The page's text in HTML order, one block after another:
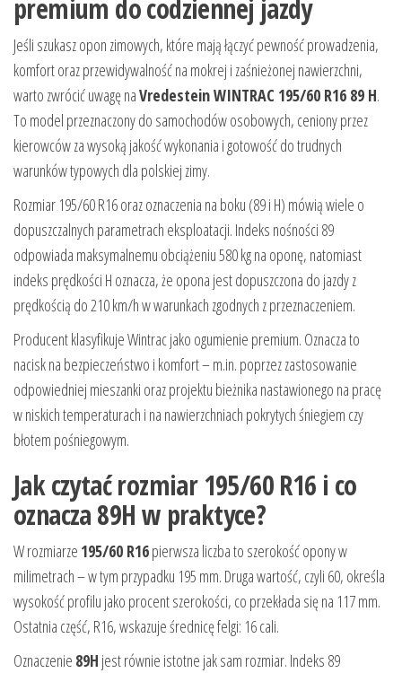
premium do codziennej jazdy
Jeśli szukasz opon zimowych, które mają łączyć pewność prowadzenia,
komfort oraz przewidywalność na mokrej i zaśnieżonej nawierzchni,
warto zwrócić uwagę naVredestein WINTRAC 195/60 R16 89 H.
To model przeznaczony do samochodów osobowych, ceniony przez
kierowców za wysoką jakość wykonania i gotowość do trudnych
warunków typowych dla polskiej zimy.
Rozmiar 195/60 R16 oraz oznaczenia na boku (89 i H) mówią wiele o
dopuszczalnych parametrach eksploatacji. Indeks nośności 89
odpowiada maksymalnemu obciążeniu 580 kg na oponę, natomiast
indeks prędkości H oznacza, że opona jest dopuszczona do jazdy z
prędkością do 210 km/h w warunkach zgodnych z przeznaczeniem.
Producent klasyfikuje Wintrac jako ogumienie premium. Oznacza to
nacisk na bezpieczeństwo i komfort – m.in. poprzez zastosowanie
odpowiedniej mieszanki oraz projektu bieżnika nastawionego na pracę
w niskich temperaturach i na nawierzchniach pokrytych śniegiem czy
błotem pośniegowym.
Jak czytać rozmiar 195/60 R16 i co
oznacza 89H w praktyce?
W rozmiarze 195/60 R16pierwsza liczba to szerokość opony w
milimetrach – w tym przypadku 195 mm. Druga wartość, czyli 60, określa
wysokość profilu jako procent szerokości, co przekłada się na 117 mm.
Ostatnia część, R16, wskazuje średnicę felgi: 16 cali.
Oznaczenie 89H jest równie istotne jak sam rozmiar. Indeks 89